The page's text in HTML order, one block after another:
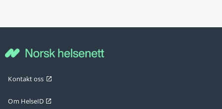
Kontakt oss
Om HelseID